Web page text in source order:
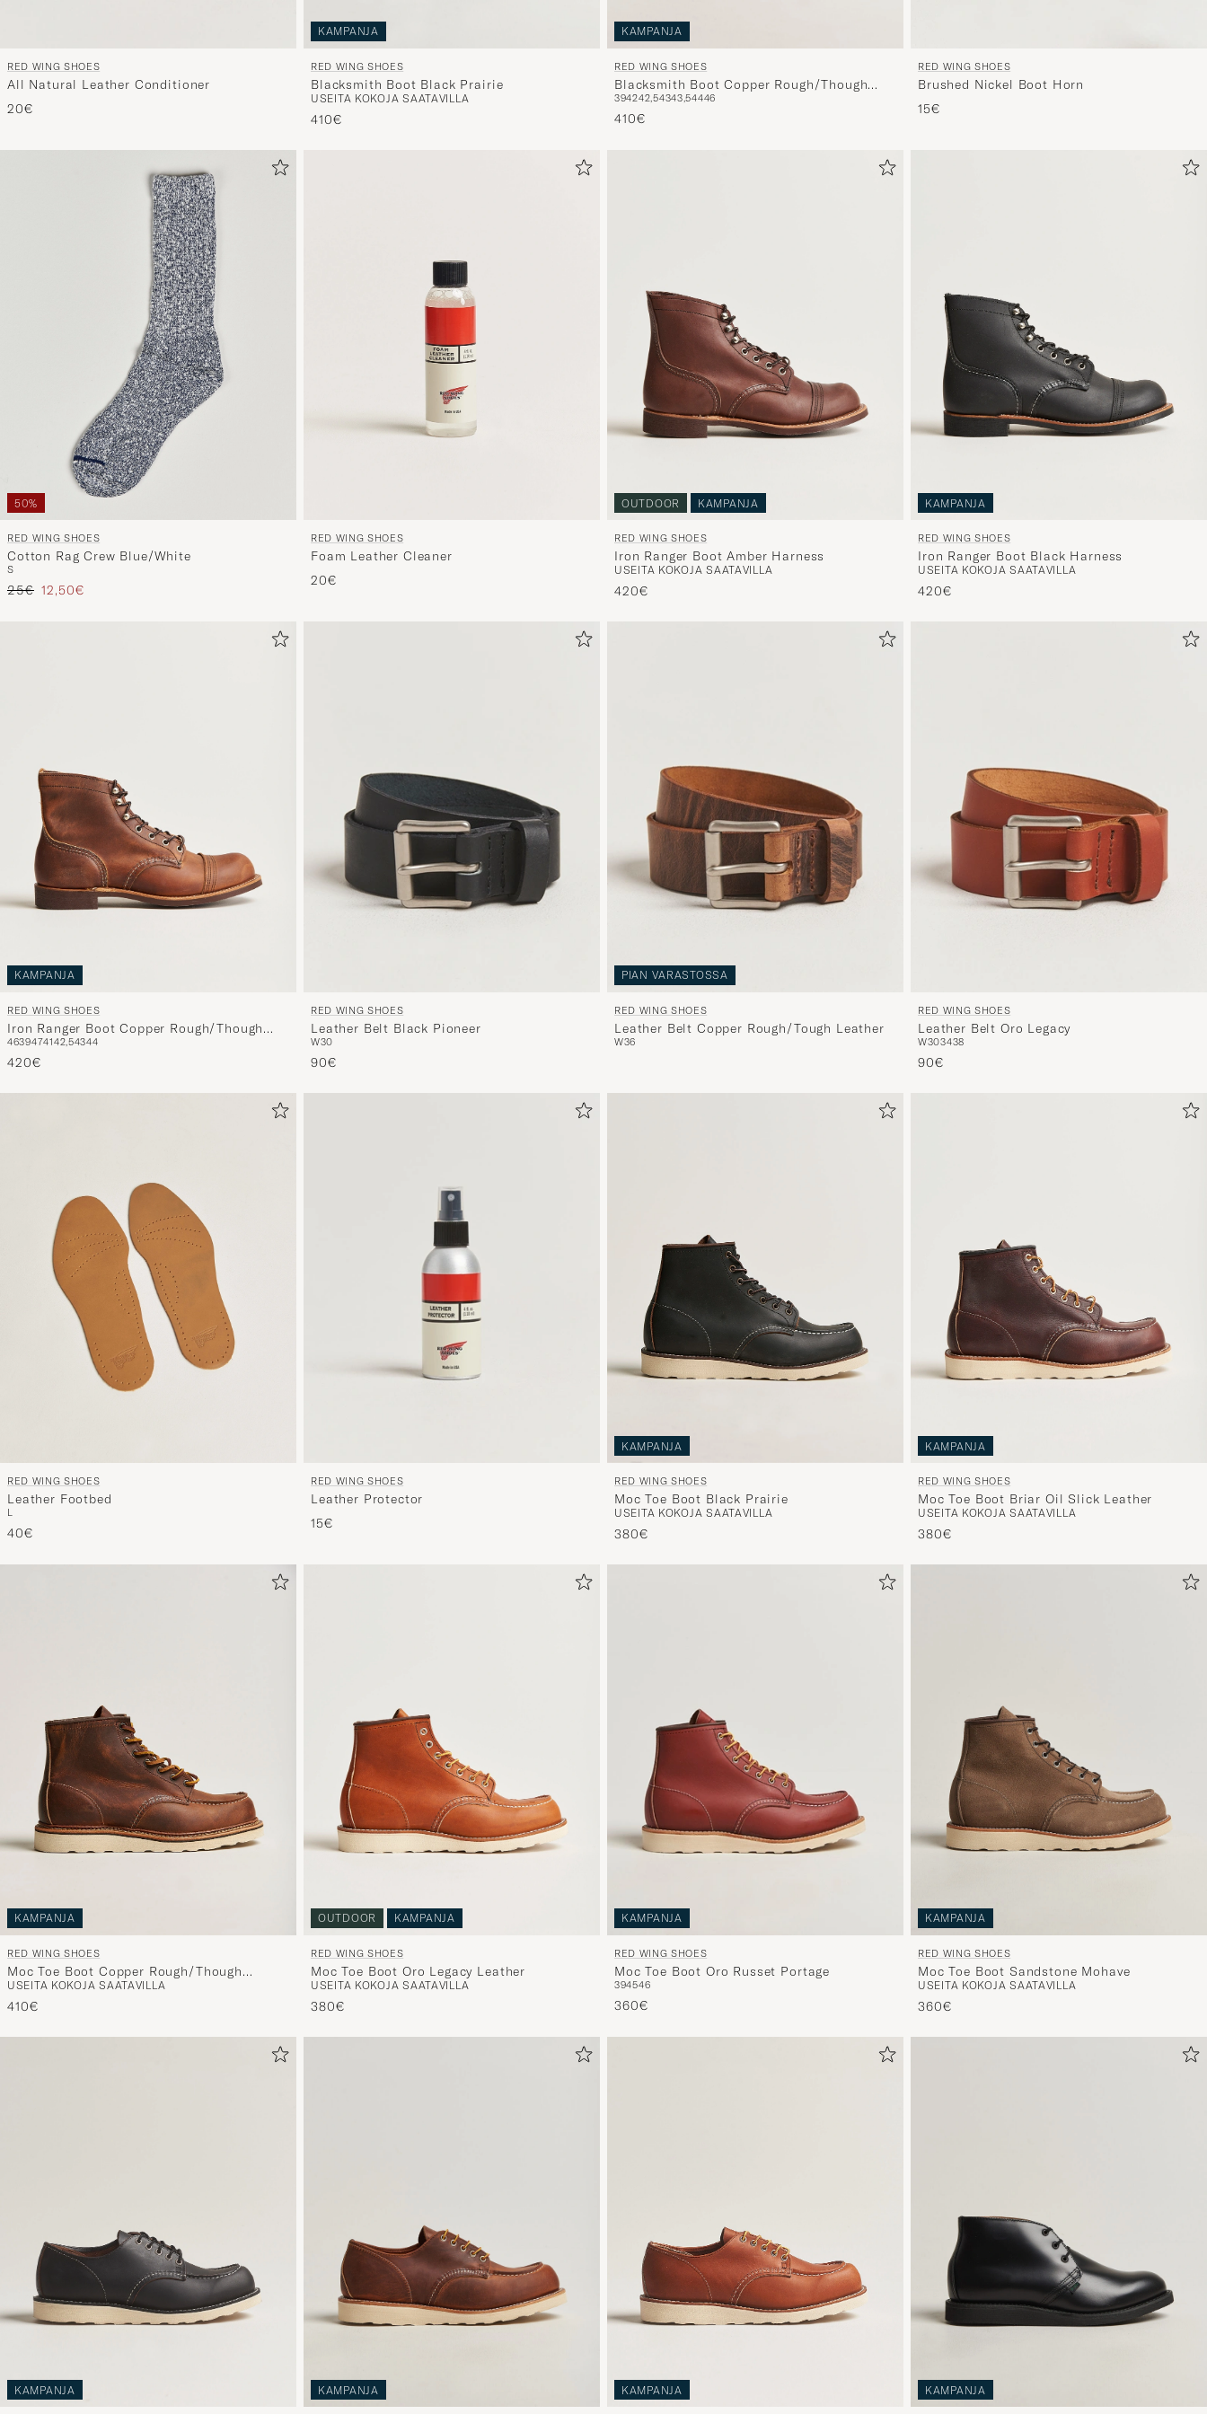
RED WING SHOES
All Natural Leather Conditioner
20€
KAMPANJA
RED WING SHOES
Blacksmith Boot Black Prairie
USEITA KOKOJA SAATAVILLA
410€
KAMPANJA
RED WING SHOES
Blacksmith Boot Copper Rough/Though
Leather
394242,54343,54446
410€
RED WING SHOES
Brushed Nickel Boot Horn
15€
50%
RED WING SHOES
Cotton Rag Crew Blue/White
S
Tavallinen hinta
25€ Alennettu hinta
12,50€
RED WING SHOES
Foam Leather Cleaner
20€
OUTDOOR KAMPANJA
RED WING SHOES
Iron Ranger Boot Amber Harness
USEITA KOKOJA SAATAVILLA
420€
KAMPANJA
RED WING SHOES
Iron Ranger Boot Black Harness
USEITA KOKOJA SAATAVILLA
420€
KAMPANJA
RED WING SHOES
Iron Ranger Boot Copper Rough/Though
Leather
4639474142,54344
420€
RED WING SHOES
Leather Belt Black Pioneer
W30
90€
PIAN VARASTOSSA
RED WING SHOES
Leather Belt Copper Rough/Tough Leather
W36
RED WING SHOES
Leather Belt Oro Legacy
W303438
90€
RED WING SHOES
Leather Footbed
L
40€
RED WING SHOES
Leather Protector
15€
KAMPANJA
RED WING SHOES
Moc Toe Boot Black Prairie
USEITA KOKOJA SAATAVILLA
380€
KAMPANJA
RED WING SHOES
Moc Toe Boot Briar Oil Slick Leather
USEITA KOKOJA SAATAVILLA
380€
KAMPANJA
RED WING SHOES
Moc Toe Boot Copper Rough/Though
Leather
USEITA KOKOJA SAATAVILLA
410€
OUTDOOR KAMPANJA
RED WING SHOES
Moc Toe Boot Oro Legacy Leather
USEITA KOKOJA SAATAVILLA
380€
KAMPANJA
RED WING SHOES
Moc Toe Boot Oro Russet Portage
394546
360€
KAMPANJA
RED WING SHOES
Moc Toe Boot Sandstone Mohave
USEITA KOKOJA SAATAVILLA
360€
KAMPANJA KAMPANJA KAMPANJA KAMPANJA